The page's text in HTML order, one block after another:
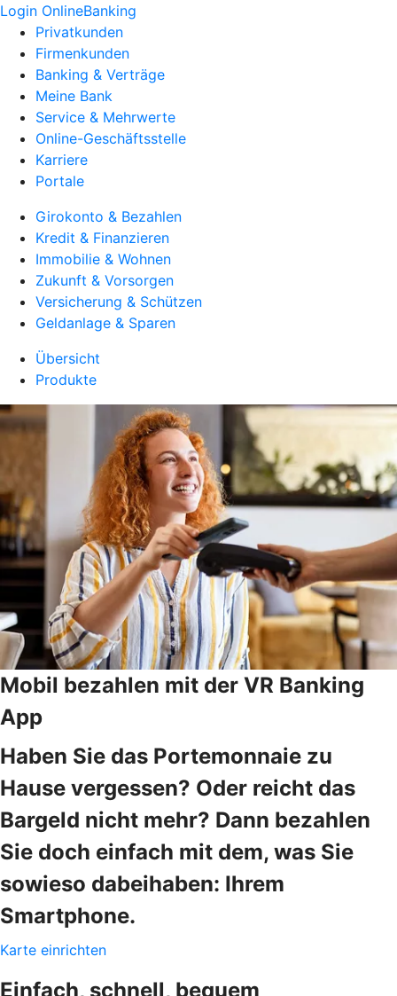
Login OnlineBanking
Privatkunden
Firmenkunden
Banking & Verträge
Meine Bank
Service & Mehrwerte
Online-Geschäftsstelle
Karriere
Portale
Girokonto & Bezahlen
Kredit & Finanzieren
Immobilie & Wohnen
Zukunft & Vorsorgen
Versicherung & Schützen
Geldanlage & Sparen
Übersicht
Produkte
Mobil bezahlen mit der VR Banking
App
Haben Sie das Portemonnaie zu
Hause vergessen? Oder reicht das
Bargeld nicht mehr? Dann bezahlen
Sie doch einfach mit dem, was Sie
sowieso dabeihaben: Ihrem
Smartphone.
Karte einrichten
Einfach, schnell, bequem